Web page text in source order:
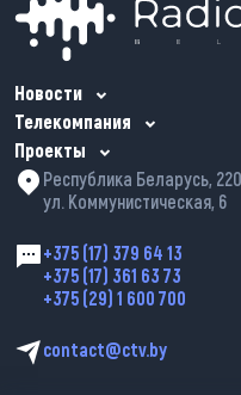
Новости
Телекомпания
Проекты
Республика Беларусь,
ул. Коммунистическая, 6
+375 (17) 379 64 13
+375 (17) 361 63 73
+375 (29) 1 600 700
contact@ctv.by